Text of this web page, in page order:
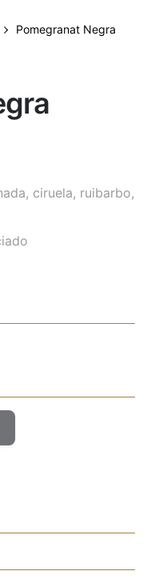
Pomegranat Negra
ciruela, ruibarbo,